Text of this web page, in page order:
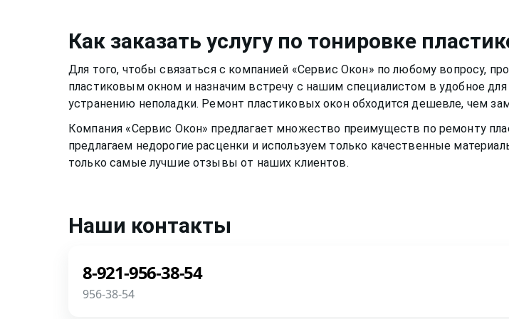
пластиковому окну, оно может прослужить вам долгими тихими и
теплыми годами.
Как заказать услугу по тонировке
Для того, чтобы связаться с компанией «Сервис Окон» по любому вопросу,
пластиковым окном и назначим встречу с нашим специалистом в удобное
устранению неполадки. Ремонт пластиковых оконобходится дешевле, чем
Компания «Сервис Окон» предлагает множество преимуществ по ремонту
предлагаем недорогие расценки и используем только качественные
только самые лучшие отзывы от наших клиентов.
Наши контакты
8-921-956-38-54
956-38-54